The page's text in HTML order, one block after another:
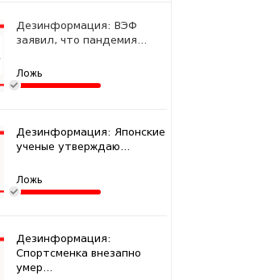
Дезинформация: ВЭФ
заявил, что пандемия...
Ложь
Дезинформация: Японские
ученые утверждаю...
Ложь
Дезинформация:
Спортсменка внезапно
умер...